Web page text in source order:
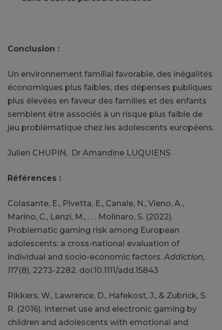
Conclusion :
Un environnement familial favorable, des inégalités
économiques plus faibles, des dépenses publiques
plus élevées en faveur des familles et des enfants
semblent être associés à un risque plus faible de
jeu problématique chez les adolescents européens.
Julien CHUPIN, Dr Amandine LUQUIENS
Références :
Colasante, E., Pivetta, E., Canale, N., Vieno, A.,
Marino, C., Lenzi, M., . . . Molinaro, S. (2022).
Problematic gaming risk among European
adolescents: a cross-national evaluation of
individual and socio-economic factors.Addiction,
117(8), 2273-2282. doi:10.1111/add.15843
Rikkers, W., Lawrence, D., Hafekost, J., & Zubrick, S.
R. (2016). Internet use and electronic gaming by
children and adolescents with emotional and